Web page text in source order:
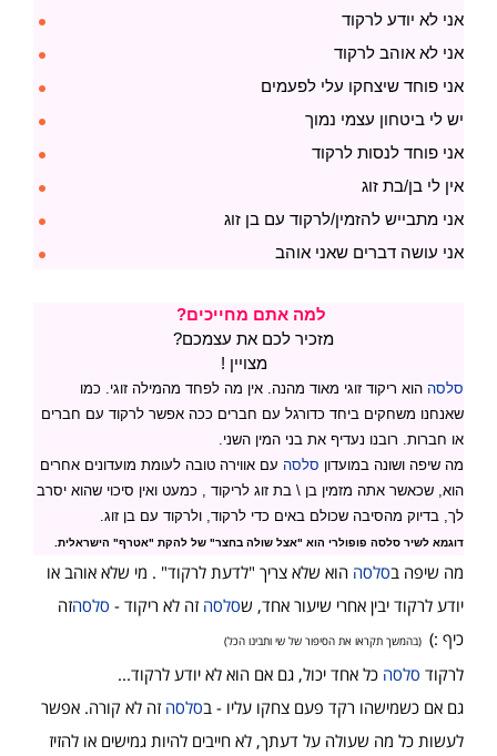
אני לא יודע לרקוד
אני לא אוהב לרקוד
אני פוחד שיצחקו עלי לפעמים
יש לי ביטחון עצמי נמוך
אני פוחד לנסות לרקוד
אין לי בן/בת זוג
אני מתבייש להזמין/לרקוד עם בן זוג
אני עושה דברים שאני אוהב
למה אתם מחייכים?
מזכיר לכם את עצמכם?
מצויין !
סלסה הוא ריקוד זוגי מאוד מהנה. אין מה לפחד מהמילה זוגי. כמו
שאנחנו משחקים ביחד כדורגל עם חברים ככה אפשר לרקוד עם חברים
או חברות. רובנו נעדיף את בני המין השני.
מה שיפה ושונה במועדון סלסה עם אווירה טובה לעומת מועדונים אחרים
הוא, שכאשר אתה מזמין בן \ בת זוג לריקוד , כמעט ואין סיכוי שהוא יסרב
לך, בדיוק מהסיבה שכולם באים כדי לרקוד, ולרקוד עם בן זוג.
דוגמא לשיר סלסה פופולרי הוא "אצל שולה בחצר" של להקת "אטרף" הישראלית.
מה שיפה בסלסה הוא שלא צריך "לדעת לרקוד" . מי שלא אוהב או
יודע לרקוד יבין אחרי שיעור אחד, שסלסה זה לא ריקוד - סלסהזה
כיף :) (בהמשך תקראו את הסיפור של שי ותבינו הכל)
לרקוד סלסה כל אחד יכול, גם אם הוא לא יודע לרקוד...
גם אם כשמישהו רקד פעם צחקו עליו - בסלסה זה לא קורה. אפשר
לעשות כל מה שעולה על דעתך, לא חייבים להיות גמישים או להזיז